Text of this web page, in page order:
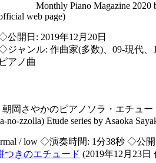
Monthly Piano Magazine 2020 by
web page)
公開日: 2019年12月20日
ジャンル: 作曲家(多数)、09-現代、
ピアノ曲
さやかのピアノソラ・エチュー
zzolla) Etude series by Asaoka
/ low ◇演奏時間: 1分38秒 ◇公開
つきのエチュード (2019年12月23日